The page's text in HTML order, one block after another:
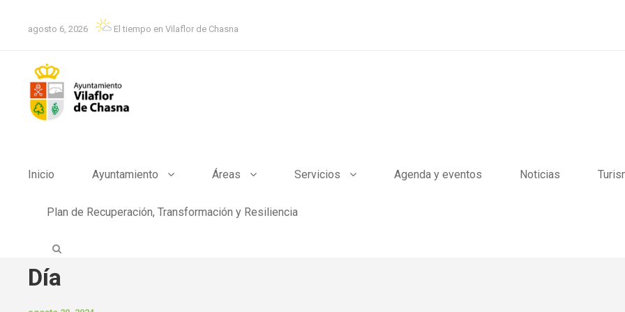
agosto 6, 2026 El tiempo en Vilaflor de Chasna
Inicio Ayuntamiento Áreas Servicios Agenda y eventos Noticias
Plan de Recuperación, Transformación y Resiliencia
Día